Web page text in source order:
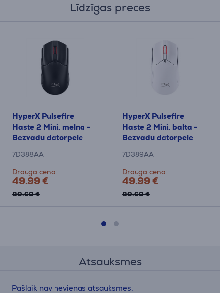
Līdzīgas preces
HyperX Pulsefire
Haste 2 Mini, melna -
Bezvadu datorpele
7D388AA
Drauga cena:
49.99 €
89.99 €
HyperX Pulsefire
Haste 2 Mini, balta -
Bezvadu datorpele
7D389AA
Drauga cena:
49.99 €
89.99 €
Atsauksmes
Pašlaik nav nevienas atsauksmes.